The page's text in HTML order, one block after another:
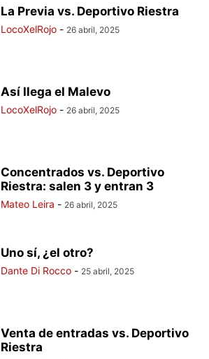
La Previa vs. Deportivo Riestra
LocoXelRojo - 26 abril, 2025
Así llega el Malevo
LocoXelRojo - 26 abril, 2025
Concentrados vs. Deportivo
Riestra: salen 3 y entran 3
Mateo Leira - 26 abril, 2025
Uno sí, ¿el otro?
Dante Di Rocco - 25 abril, 2025
Venta de entradas vs. Deportivo
Riestra